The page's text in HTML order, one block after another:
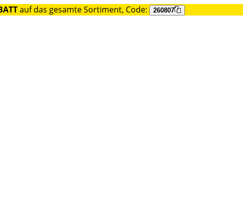
auf das gesamte Sortiment, Code: 260807